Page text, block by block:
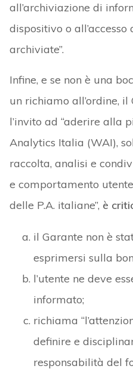
all’archiviazione di
dispositivo o
archiviate”.
Infine, e se non è una
un richiamo all’ordine,
l’invito ad “aderire alla
Analytics Italia (WAI),
raccolta, analisi e
e comportamento
delle P.A. italiane”, è
il Garante non è
esprimersi sulla
l’utente ne deve
informato;
richiama
definire e
responsabilità del